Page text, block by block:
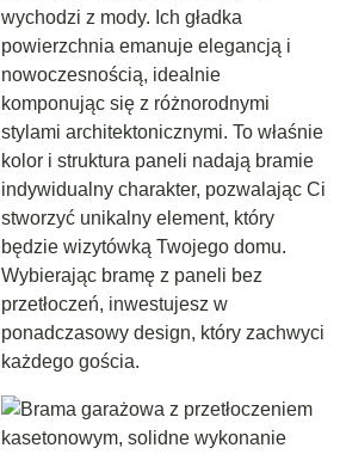
wychodzi z mody. Ich gładka
powierzchnia emanuje elegancją i
nowoczesnością, idealnie
komponując się z różnorodnymi
stylami architektonicznymi. To właśnie
kolor i struktura paneli nadają bramie
indywidualny charakter, pozwalając Ci
stworzyć unikalny element, który
będzie wizytówką Twojego domu.
Wybierając bramę z paneli bez
przetłoczeń, inwestujesz w
ponadczasowy design, który zachwyci
każdego gościa.